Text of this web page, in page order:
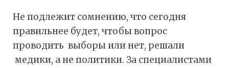
Не подлежит сомнению, что сегодня
правильнее будет, чтобы вопрос
проводить выборы или нет, решали
медики, а не политики. За специалистами